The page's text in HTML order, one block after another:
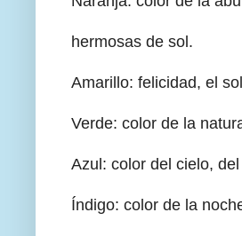
hermosas de sol.
Amarillo: felicidad, el
Verde: color de la
Azul: color del cielo,
Índigo: color de la